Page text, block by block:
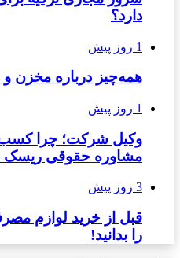
دارد؟
1 روز پیش
همه‌چیز درباره مخزن
1 روز پیش
وکیل شرکت؛ چرا
مشاوره حقوقی ریسک
3 روز پیش
قبل از خرید لوازم
را بدانید!